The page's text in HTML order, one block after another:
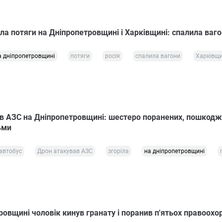
потяги на Дніпропетровщині і Харківщині: спалила
дніпропетровщині потяги росія спалила вагони
АЗС на Дніпропетровщині: шестеро поранених,
Дрон атакував АЗС згоріла на дніпропетровщині
чоловік кинув гранату і поранив п'ятьох